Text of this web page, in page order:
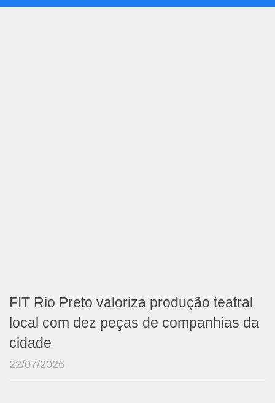
FIT Rio Preto valoriza produção teatral
local com dez peças de companhias da
cidade
22/07/2026